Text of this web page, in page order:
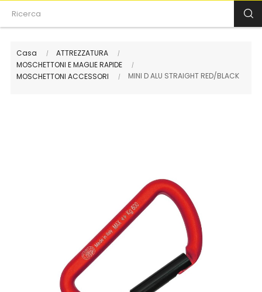
Casa
ATTREZZATURA
MOSCHETTONI E MAGLIE RAPIDE
MOSCHETTONI ACCESSORI
MINI D ALU STRAIGHT RED/BLACK